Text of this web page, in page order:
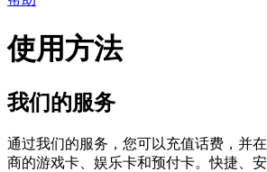
使用方法
我们的服务
通过我们的服务，您可以充值话费，并
商的游戏卡、娱乐卡和预付卡。快捷、